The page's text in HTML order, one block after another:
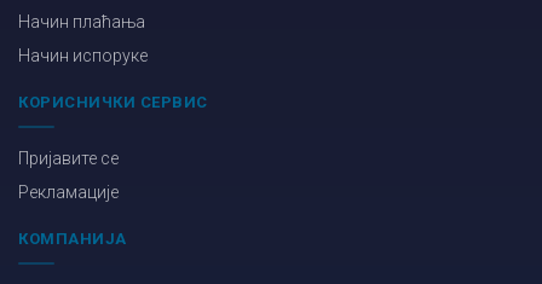
Начин плаћања
Начин испоруке
КОРИСНИЧКИ СЕРВИС
Пријавите се
Рекламације
КОМПАНИЈА